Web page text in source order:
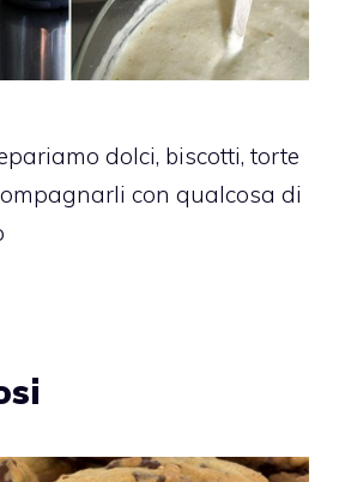
dolci, biscotti, torte
con qualcosa di